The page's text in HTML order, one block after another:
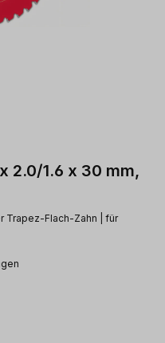
2.0/1.6 x 30 mm,
Trapez-Flach-Zahn | für